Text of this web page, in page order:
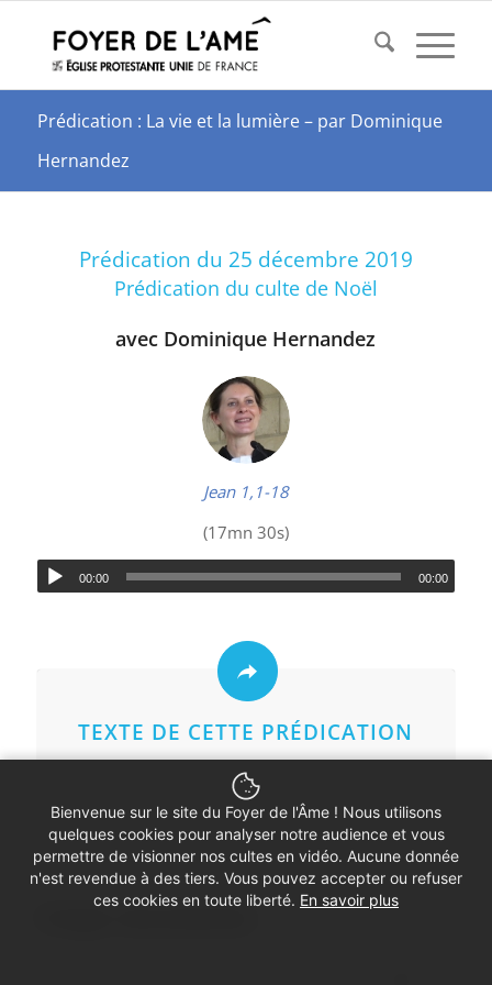
Prédication : La vie et la lumière – par Dominique
Hernandez
Prédication du 25 décembre 2019
Prédication du culte de Noël
avec Dominique Hernandez
Jean 1,1-18
(17mn 30s)
00:00 00:00
TEXTE DE CETTE PRÉDICATION
Bienvenue sur le site du Foyer de l'Âme ! Nous utilisons
quelques cookies pour analyser notre audience et vous
permettre de visionner nos cultes en vidéo. Aucune donnée
n'est revendue à des tiers. Vous pouvez accepter ou refuser
ces cookies en toute liberté. En savoir plus